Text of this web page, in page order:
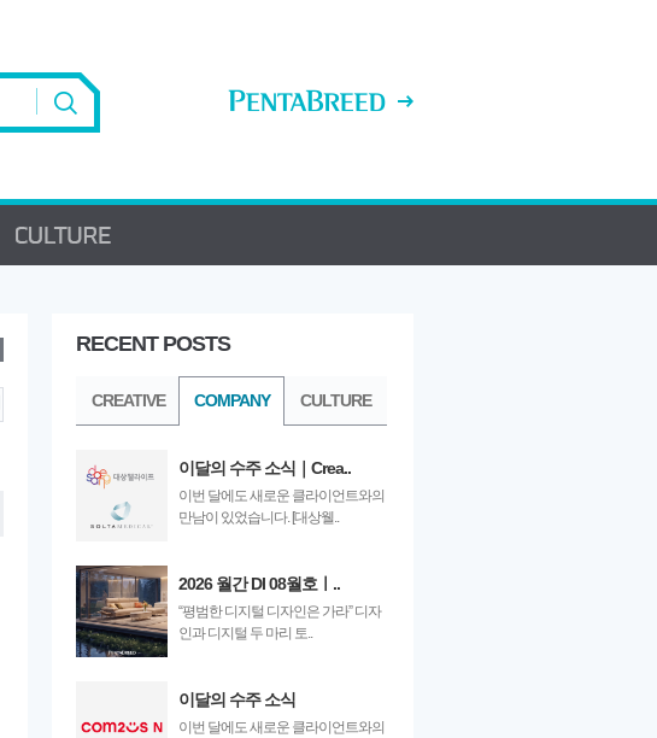
CULTURE
RECENT POSTS
CREATIVE COMPANY
이달의 수주 소식｜Crea..
이번 달에도 새로운 클라이언트와의
만남이 있었습니다. [대상웰..
2026 월간 DI 08월호ㅣ..
“평범한 디지털 디자인은 가라” 디자
인과 디지털 두 마리 토..
이달의 수주 소식
이번 달에도 새로운 클라이언트와의
CULTURE